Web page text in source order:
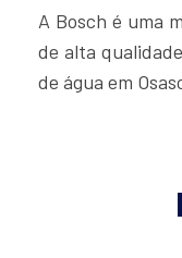
A Bosch é uma
de alta
de água em